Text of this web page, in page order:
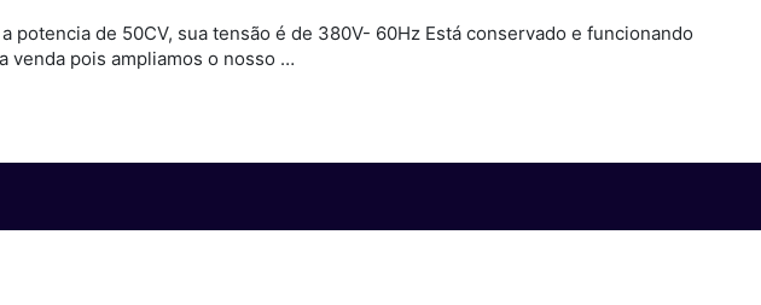
potencia de 50CV, sua tensão é de 380V- 60Hz Está conservado e funcionando
venda pois ampliamos o nosso …